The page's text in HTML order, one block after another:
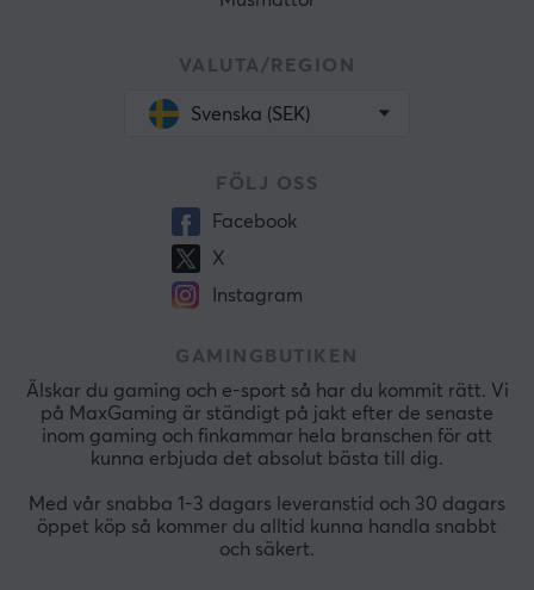
VALUTA/REGION
Svenska (SEK)
FÖLJ OSS
Facebook
X
Instagram
GAMINGBUTIKEN
Älskar du gaming och e-sport så har du kommit rätt. Vi
på MaxGaming är ständigt på jakt efter de senaste
inom gaming och finkammar hela branschen för att
kunna erbjuda det absolut bästa till dig.
Med vår snabba 1-3 dagars leveranstid och 30 dagars
öppet köp så kommer du alltid kunna handla snabbt
och säkert.